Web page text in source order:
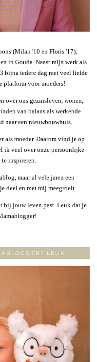
(Milan '10 en Floris '17),
in Gouda. Naast mijn werk als
bijna iedere dag met veel liefde
platform voor moeders!
over ons gezinsleven, wonen,
van balans als werkende
naar een nieuwbouwhuis.
als moeder. Daarom vind je op
ik veel over onze persoonlijke
inspireren.
maar al vele jaren een
deel en met mij meegroeit.
bij jouw leven past. Leuk dat je
LEUK!